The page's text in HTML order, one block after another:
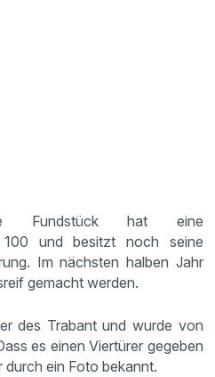
Fundstück hat eine
100 und besitzt noch seine
Im nächsten halben Jahr
gemacht werden.
des Trabant und wurde von
es einen Viertürer gegeben
durch ein Foto bekannt.